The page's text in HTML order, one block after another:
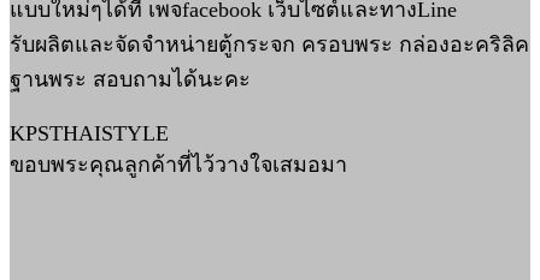
แบบใหม่ๆได้ที่ เพจfacebook เว็บไซต์และทางLine
รับผลิตและจัดจำหน่ายตู้กระจก ครอบพระ กล่องอะคริลิค
ฐานพระ สอบถามได้นะคะ
KPSTHAISTYLE
ขอบพระคุณลูกค้าที่ไว้วางใจเสมอมา